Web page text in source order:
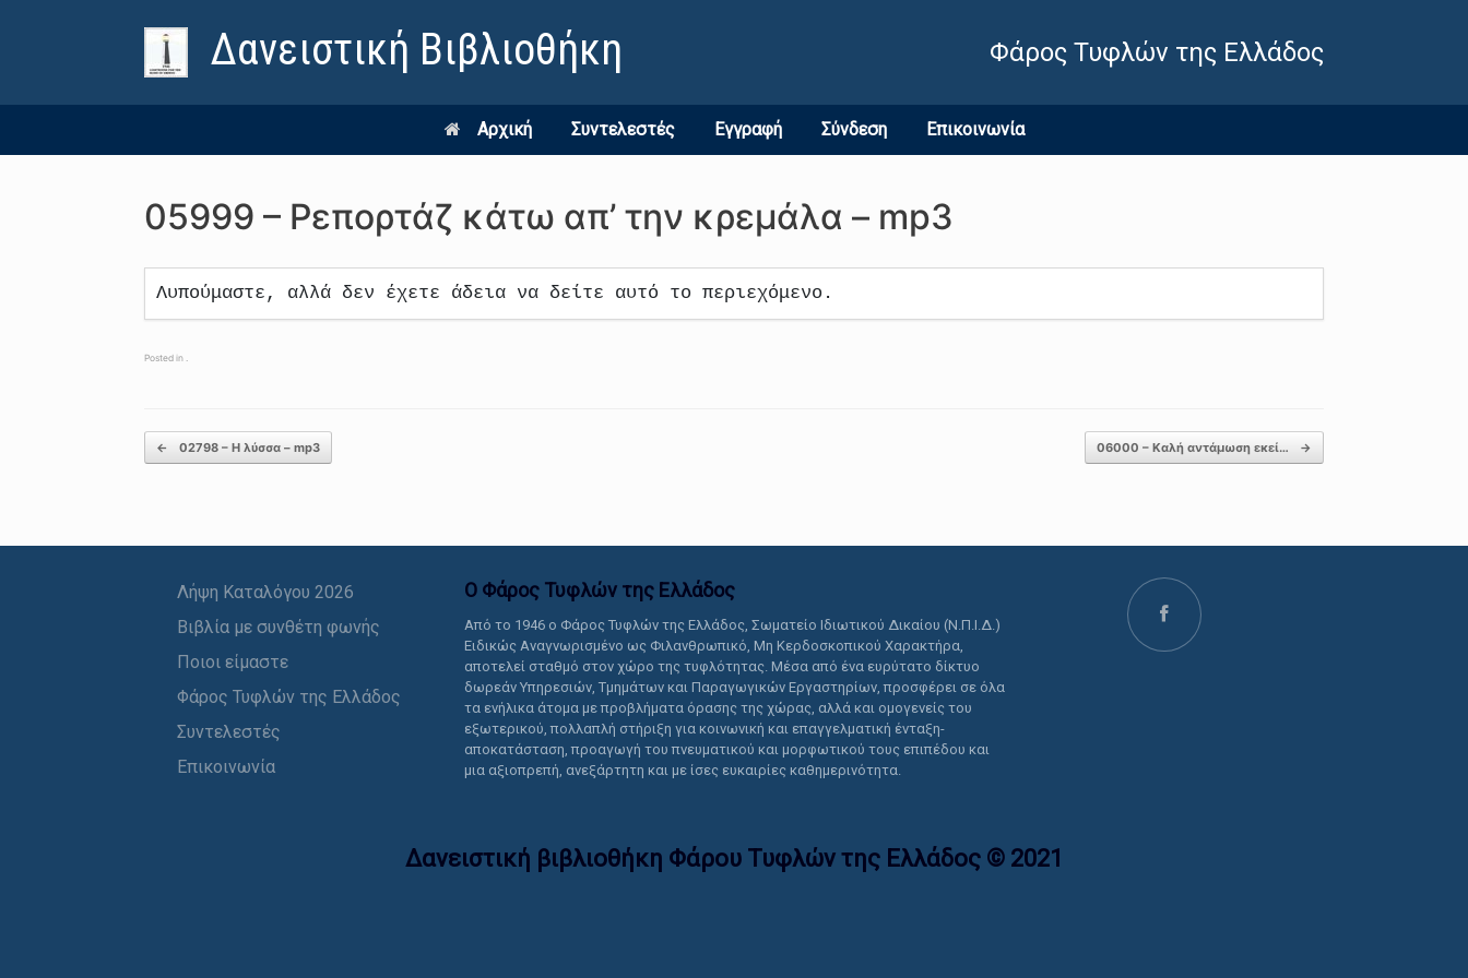
Δανειστική Βιβλιοθήκη Φάρος Τυφλών της Ελλάδος
Αρχική Συντελεστές Εγγραφή Σύνδεση Επικοινωνία
05999 – Ρεπορτάζ κάτω απ’ την κρεμάλα – mp3
Λυπούμαστε, αλλά δεν έχετε άδεια να δείτε αυτό το περιεχόμενο.
Posted in .
Post navigation
← 02798 – Η λύσσα – mp3 06000 – Καλή αντάμωση εκεί… →
Λήψη Καταλόγου 2026
Βιβλία με συνθέτη φωνής
Ποιοι είμαστε
Φάρος Τυφλών της Ελλάδος
Συντελεστές
Επικοινωνία
Ο Φάρος Τυφλών της Ελλάδoς
Από το 1946 ο Φάρος Τυφλών της Ελλάδος, Σωματείο Ιδιωτικού Δικαίου (Ν.Π.Ι.Δ.)
Ειδικώς Αναγνωρισμένο ως Φιλανθρωπικό, Μη Κερδοσκοπικού Χαρακτήρα,
αποτελεί σταθμό στον χώρο της τυφλότητας. Μέσα από ένα ευρύτατο δίκτυο
δωρεάν Υπηρεσιών, Τμημάτων και Παραγωγικών Εργαστηρίων, προσφέρει σε όλα
τα ενήλικα άτομα με προβλήματα όρασης της χώρας, αλλά και ομογενείς του
εξωτερικού, πολλαπλή στήριξη για κοινωνική και επαγγελματική ένταξη-
αποκατάσταση, προαγωγή του πνευματικού και μορφωτικού τους επιπέδου και
μια αξιοπρεπή, ανεξάρτητη και με ίσες ευκαιρίες καθημερινότητα.
Δανειστική βιβλιοθήκη Φάρου Τυφλών της Ελλάδoς © 2021